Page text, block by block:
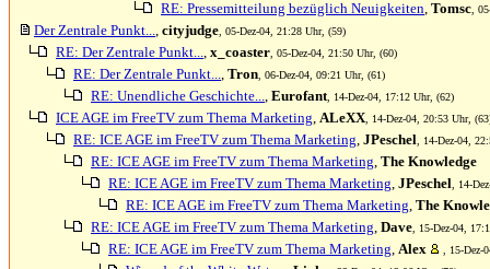
RE: Pressemitteilung bezüglich Neuigkeiten, Tomsc ,
Der Zentrale Punkt..., cityjudge , 05-Dez-04, 21:28 Uhr, (59)
RE: Der Zentrale Punkt..., x_coaster , 05-Dez-04, 21:50 Uhr, (60)
RE: Der Zentrale Punkt..., Tron , 06-Dez-04, 09:21 Uhr, (61)
RE: Unendliche Geschichte..., Eurofant , 14-Dez-04, 17:12 Uhr, (62)
ICE AGE im FreeTV zum Thema Marketing, ALeXX , 14-Dez-04, 20:53 Uhr,
RE: ICE AGE im FreeTV zum Thema Marketing, JPeschel , 14-Dez-04,
RE: ICE AGE im FreeTV zum Thema Marketing, The Knowledge
RE: ICE AGE im FreeTV zum Thema Marketing, JPeschel , 14-
RE: ICE AGE im FreeTV zum Thema Marketing, The
RE: ICE AGE im FreeTV zum Thema Marketing, Dave , 15-Dez-04,
RE: ICE AGE im FreeTV zum Thema Marketing, Alex , 15-